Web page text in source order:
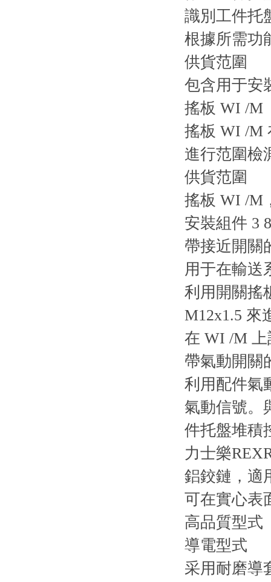
識別工件托
根據所需功
供貨范圍
包含用于安
搖板 WI /M
搖板 WI /M
進行范圍檢
供貨范圍
搖板 WI /M
安裝組件 3
帶接近開關
用于在輸送
利用開關搖
M12x1.5 來
在 WI /M
帶氣動開關
利用配件氣
氣動信號。
件托盤堆積
力士樂
鋁鉸鏈，適
可在實心表
高品質型式
導電型式
采用耐磨導